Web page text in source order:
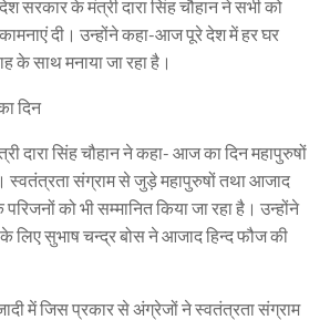
सरकार के मंत्री दारा सिंह चौहान ने सभी को
दी। उन्होंने कहा-आज पूरे देश में हर घर
के साथ मनाया जा रहा है।
दिन
दारा सिंह चौहान ने कहा- आज का दिन महापुरुषों
स्वतंत्रता संग्राम से जुड़े महापुरुषों तथा आजाद
को भी सम्मानित किया जा रहा है। उन्होंने
लिए सुभाष चन्द्र बोस ने आजाद हिन्द फौज की
में जिस प्रकार से अंग्रेजों ने स्वतंत्रता संग्राम